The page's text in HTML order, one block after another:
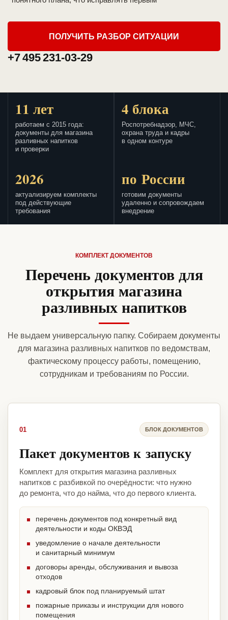
ПОЛУЧИТЬ РАЗБОР СИТУАЦИИ
+7 495 231-03-29
11 лет
работаем с 2015 года:
документы для магазина
разливных напитков
и проверки
4 блока
Роспотребнадзор, МЧС,
охрана труда и кадры
в одном контуре
2026
актуализируем комплекты
под действующие
требования
по России
готовим документы
удаленно и сопровождаем
внедрение
КОМПЛЕКТ ДОКУМЕНТОВ
Перечень документов для
открытия магазина
разливных напитков
Не выдаем универсальную папку. Собираем документы
для магазина разливных напитков по ведомствам,
фактическому процессу работы, помещению,
сотрудникам и требованиям по России.
01 БЛОК ДОКУМЕНТОВ
Пакет документов к запуску
Комплект для открытия магазина разливных
напитков с разбивкой по очерёдности: что нужно
до ремонта, что до найма, что до первого клиента.
перечень документов под конкретный вид
деятельности и коды ОКВЭД
уведомление о начале деятельности
и санитарный минимум
договоры аренды, обслуживания и вывоза
отходов
кадровый блок под планируемый штат
пожарные приказы и инструкции для нового
помещения